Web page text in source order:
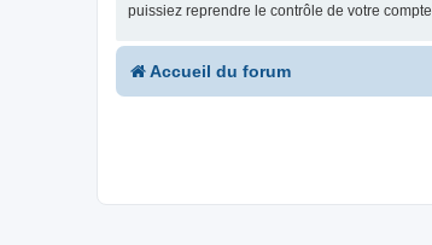
puissiez reprendre le contrôle de votre compte.
Accueil du forum